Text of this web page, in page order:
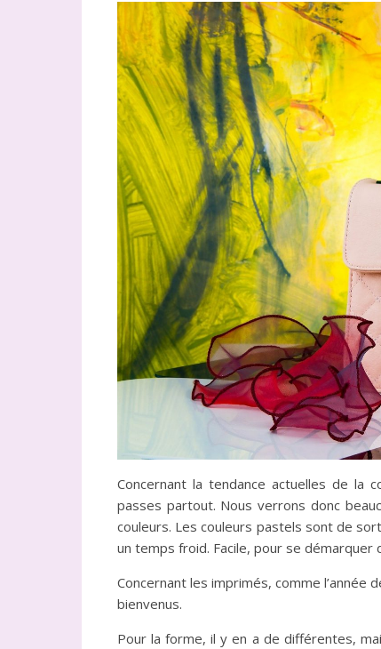
Concernant la tendance actuelles de la
passes partout. Nous verrons donc
couleurs. Les couleurs pastels sont de
un temps froid. Facile, pour se démarquer
Concernant les imprimés, comme
bienvenus.
Pour la forme, il y en a de différentes,